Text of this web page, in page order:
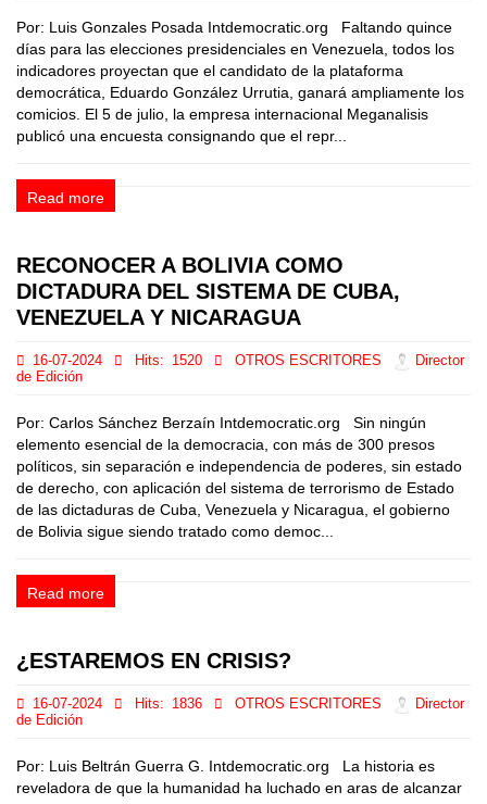
Por: Luis Gonzales Posada Intdemocratic.org Faltando quince
días para las elecciones presidenciales en Venezuela, todos los
indicadores proyectan que el candidato de la plataforma
democrática, Eduardo González Urrutia, ganará ampliamente los
comicios. El 5 de julio, la empresa internacional Meganalisis
publicó una encuesta consignando que el repr...
Read more
RECONOCER A BOLIVIA COMO
DICTADURA DEL SISTEMA DE CUBA,
VENEZUELA Y NICARAGUA
16-07-2024 Hits: 1520 OTROS ESCRITORES
Director
de Edición
Por: Carlos Sánchez Berzaín Intdemocratic.org Sin ningún
elemento esencial de la democracia, con más de 300 presos
políticos, sin separación e independencia de poderes, sin estado
de derecho, con aplicación del sistema de terrorismo de Estado
de las dictaduras de Cuba, Venezuela y Nicaragua, el gobierno
de Bolivia sigue siendo tratado como democ...
Read more
¿ESTAREMOS EN CRISIS?
16-07-2024 Hits: 1836 OTROS ESCRITORES
Director
de Edición
Por: Luis Beltrán Guerra G. Intdemocratic.org La historia es
reveladora de que la humanidad ha luchado en aras de alcanzar